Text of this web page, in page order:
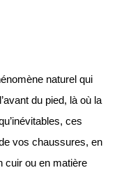
naturel qui
du pied, là où la
ces
vos chaussures, en
cuir ou en matière